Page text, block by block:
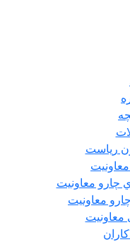
رياست
چارو معاونيت
معاونيت
معاونيت